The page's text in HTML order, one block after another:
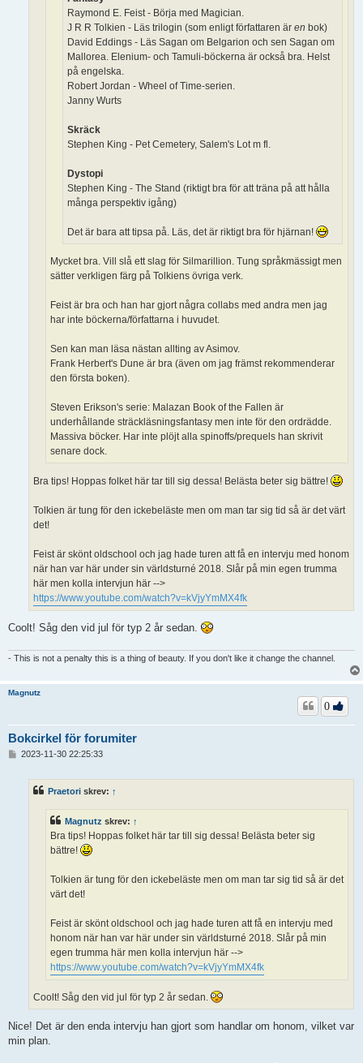
Raymond E. Feist - Börja med Magician.
J R R Tolkien - Läs trilogin (som enligt författaren är en bok)
David Eddings - Läs Sagan om Belgarion och sen Sagan om
Mallorea. Elenium- och Tamuli-böckerna är också bra. Helst
på engelska.
Robert Jordan - Wheel of Time-serien.
Janny Wurts
Skräck
Stephen King - Pet Cemetery, Salem's Lot m fl.
Dystopi
Stephen King - The Stand (riktigt bra för att träna på att hålla
många perspektiv igång)
Det är bara att tipsa på. Läs, det är riktigt bra för hjärnan!
Mycket bra. Vill slå ett slag för Silmarillion. Tung språkmässigt men
sätter verkligen färg på Tolkiens övriga verk.
Feist är bra och han har gjort några collabs med andra men jag
har inte böckerna/författarna i huvudet.
Sen kan man läsa nästan allting av Asimov.
Frank Herbert's Dune är bra (även om jag främst rekommenderar
den första boken).
Steven Erikson's serie: Malazan Book of the Fallen är
underhållande sträckläsningsfantasy men inte för den ordrädde.
Massiva böcker. Har inte plöjt alla spinoffs/prequels han skrivit
senare dock.
Bra tips! Hoppas folket här tar till sig dessa! Belästa beter sig bättre!
Tolkien är tung för den ickebeläste men om man tar sig tid så är det värt
det!
Feist är skönt oldschool och jag hade turen att få en intervju med honom
när han var här under sin världsturné 2018. Slår på min egen trumma
här men kolla intervjun här -->
https://www.youtube.com/watch?v=kVjyYmMX4fk
Coolt! Såg den vid jul för typ 2 år sedan.
- This is not a penalty this is a thing of beauty. If you don't like it change the channel.
Magnutz
Bokcirkel för forumiter
0
2023-11-30 22:25:33
Praetori skrev: ↑
Magnutz skrev: ↑
Bra tips! Hoppas folket här tar till sig dessa! Belästa beter sig
bättre!
Tolkien är tung för den ickebeläste men om man tar sig tid så är det
värt det!
Feist är skönt oldschool och jag hade turen att få en intervju med
honom när han var här under sin världsturné 2018. Slår på min
egen trumma här men kolla intervjun här -->
https://www.youtube.com/watch?v=kVjyYmMX4fk
Coolt! Såg den vid jul för typ 2 år sedan.
Nice! Det är den enda intervju han gjort som handlar om honom, vilket var
min plan.